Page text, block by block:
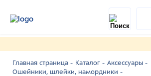
Главная страница - Каталог - Аксессуары -
Ошейники, шлейки, намордники -